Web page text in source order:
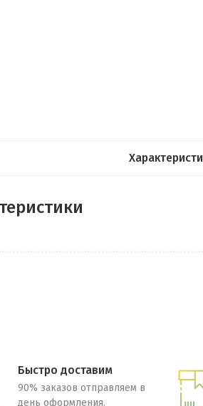
Быстро доставим
90% заказов отправляем в
день оформления.